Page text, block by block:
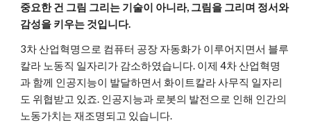
중요한 건 그림 그리는 기술이 아니라, 그림을 그리며 정서와
감성을 키우는 것입니다.
3차 산업혁명으로 컴퓨터 공장 자동화가 이루어지면서 블루
칼라 노동직 일자리가 감소하였습니다. 이제 4차 산업혁명
과 함께 인공지능이 발달하면서 화이트칼라 사무직 일자리
도 위협받고 있죠. 인공지능과 로봇의 발전으로 인해 인간의
노동가치는 재조명되고 있습니다.